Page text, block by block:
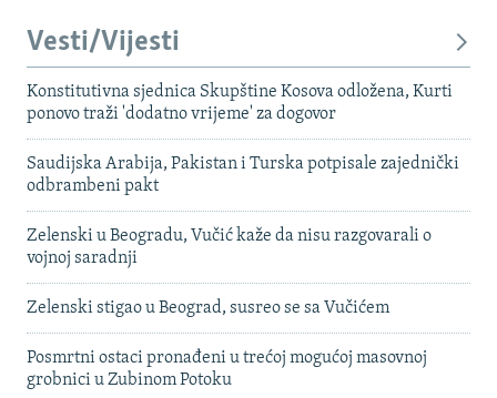
Vesti/Vijesti
Konstitutivna sjednica Skupštine Kosova odložena, Kurti
ponovo traži 'dodatno vrijeme' za dogovor
Saudijska Arabija, Pakistan i Turska potpisale zajednički
odbrambeni pakt
Zelenski u Beogradu, Vučić kaže da nisu razgovarali o
vojnoj saradnji
Zelenski stigao u Beograd, susreo se sa Vučićem
Posmrtni ostaci pronađeni u trećoj mogućoj masovnoj
grobnici u Zubinom Potoku